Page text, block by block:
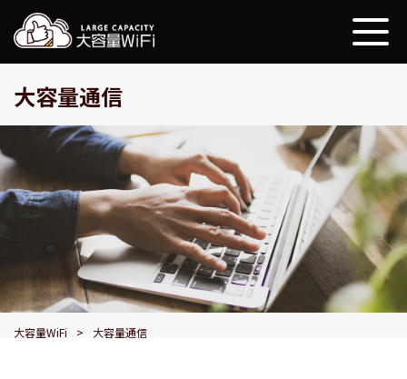
大容量通信
大容量WiFi 大容量通信